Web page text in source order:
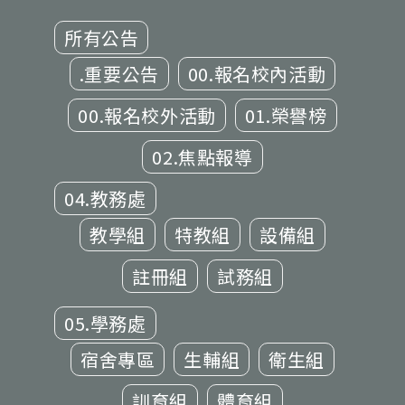
所有公告
.重要公告
00.報名校內活動
00.報名校外活動
01.榮譽榜
02.焦點報導
04.教務處
教學組
特教組
設備組
註冊組
試務組
05.學務處
宿舍專區
生輔組
衛生組